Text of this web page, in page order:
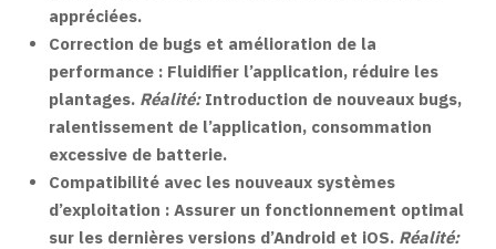
appréciées.
Correction de bugs et amélioration de la
performance : Fluidifier l’application, réduire les
plantages. Réalité: Introduction de nouveaux bugs,
ralentissement de l’application, consommation
excessive de batterie.
Compatibilité avec les nouveaux systèmes
d’exploitation : Assurer un fonctionnement optimal
sur les dernières versions d’Android et iOS. Réalité: